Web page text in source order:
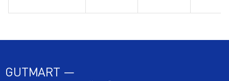
GUTMART —